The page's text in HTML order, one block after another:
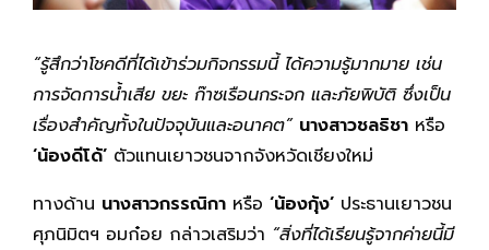
“รู้สึกว่าโชคดีที่ได้เข้าร่วมกิจกรรมนี้ ได้ความรู้มากมาย เช่น
การจัดการน้ำเสีย ขยะ ก๊าซเรือนกระจก และภัยพิบัติ ซึ่งเป็น
เรื่องสำคัญทั้งในปัจจุบันและอนาคต” นางสาวชลธิชา หรือ
‘น้องดีโด้’ ตัวแทนเยาวชนจากจังหวัดเชียงใหม่
ทางด้าน นางสาวกรรณิกา หรือ ‘น้องกุ้ง’ ประธานเยาวชน
ศุภนิมิตฯ อมก๋อย กล่าวเสริมว่า “สิ่งที่ได้เรียนรู้จากค่ายนี้มี